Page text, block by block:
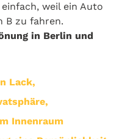
weil ein Auto
B zu fahren.
in Berlin und
Lack,
Innenraum